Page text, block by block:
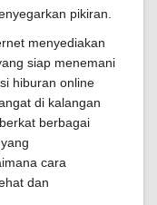
pikiran.
menyediakan
siap menemani
hiburan online
di kalangan
berkat berbagai
cara
dan